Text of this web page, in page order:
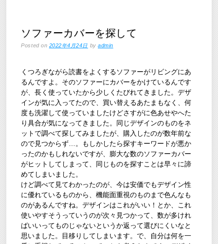
ソファーカバーを探して
Posted on 2022年4月24日 byadmin
くつろぎながら読書をよくするソファーがリビングにあ
るんですよ。そのソファーにカバーをかけているんです
が、長く使っていたから少しくたびれてきました。デザ
インが気に入ってたので、買い替えるあたまもなく、何
度も洗濯して使っていましたけどさすがに色あせやへた
り具合が気になってきました。同じデザインのものをネ
ットで調べて探してみましたが、購入したのが数年前な
ので見つからず…。もしかしたら探すキーワードが悪か
ったのかもしれないですが、膨大な数のソファーカバー
がヒットしてしまって、同じものを探すことは早々に諦
めてしまいました。
けど調べて見てわかったのが、今は安価でもデザイン性
に優れているものから、機能面重視のものまで色んなも
のがあるんですね。デザインはこれがいい！とか、これ
使いやすそうっていうのが次々見つかって、数が多けれ
ばいいってものじゃないというか返って選びにくいなと
思いました。目移りしてしまいます。で、自分は何を一